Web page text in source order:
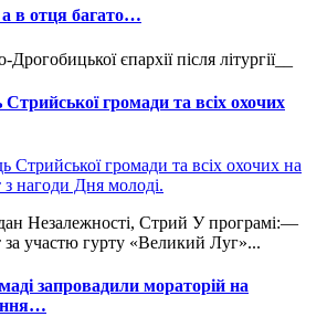
в отця багато…
єпархії після літургії__
громади та всіх охочих
Незалежності, Стрий У програмі:—
за участю гурту «Великий Луг»...
запровадили мораторій на